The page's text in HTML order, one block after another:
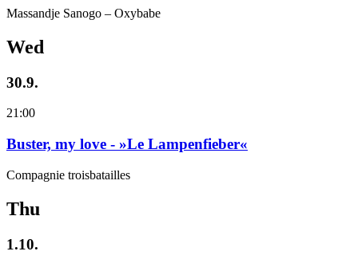
Massandje Sanogo – Oxybabe
Wed
30.9.
21:00
Buster, my love - »Le Lampenfieber«
Compagnie troisbatailles
Thu
1.10.